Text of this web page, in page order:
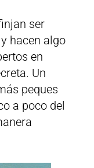
ser
hacen algo
en
Un
peques
a poco del